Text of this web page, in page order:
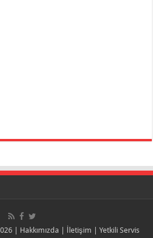
| Hakkımızda | İletişim | Yetkili Servis